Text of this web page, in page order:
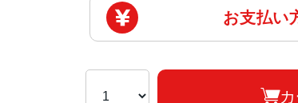
お支払い